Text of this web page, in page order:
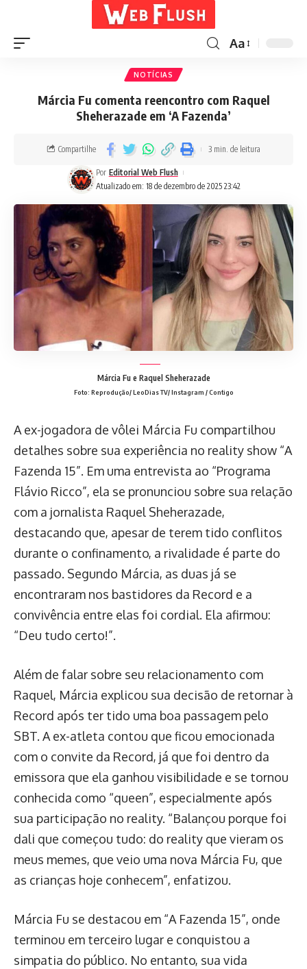
Aa
NOTÍCIAS
Márcia Fu comenta reencontro com Raquel
Sheherazade em ‘A Fazenda’
Atualizado em: 18 de dezembro de 2025 23:42
Por Editorial Web Flush
Compartilhe 3 min. de leitura
Márcia Fu e Raquel Sheherazade
Foto: Reprodução/ LeoDias TV/ Instagram / Contigo
A ex-jogadora de vôlei Márcia Fu compartilhou
detalhes sobre sua experiência no reality show “A
Fazenda 15”. Em uma entrevista ao “Programa
Flávio Ricco”, ela se pronunciou sobre sua relação
com a jornalista Raquel Sheherazade,
destacando que, apesar de terem tido conflitos
durante o confinamento, a rivalidade é parte do
passado. Segundo Márcia, as duas já se
encontraram nos bastidores da Record e a
convivência entre elas foi cordial. Ela afirmou:
“Deu tudo certo!”.
Além de falar sobre seu relacionamento com
Raquel, Márcia explicou sua decisão de retornar à
Record após ter tido uma boa passagem pelo
SBT. A ex-atleta contou que ficou emocionada
com o convite da Record, já que foi dentro da
emissora que ela ganhou visibilidade e se tornou
conhecida como “queen”, especialmente após
sua participação no reality. “Balançou porque foi
dali que começou tudo: do reality que vieram os
meus memes, que veio uma nova Márcia Fu, que
as crianças hoje conhecem”, enfatizou.
Márcia Fu se destacou em “A Fazenda 15”, onde
terminou em terceiro lugar e conquistou a
simpatia do público. No entanto, sua vida